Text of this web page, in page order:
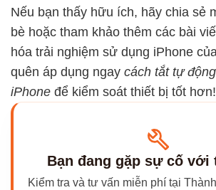
Nếu bạn thấy hữu ích, hãy chia sẻ
bè hoặc tham khảo thêm các bài
hóa trải nghiệm sử dụng iPhone
quên áp dụng ngay cách tắt tự
iPhone để kiểm soát thiết bị tốt hơn!
Bạn đang gặp sự cố với
Kiểm tra và tư vấn miễn phí tại